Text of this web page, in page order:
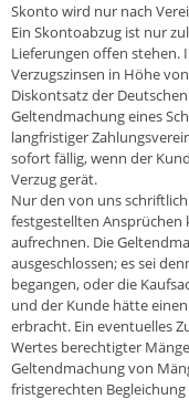
Skonto wird nur nach
Ein Skontoabzug ist nur
Lieferungen offen stehen.
Verzugszinsen in Höhe
Diskontsatz der
Geltendmachung eines
langfristiger
sofort fällig, wenn der
Verzug gerät.
Nur den von uns
festgestellten Ansprüchen
aufrechnen. Die
ausgeschlossen; es sei
begangen, oder die
und der Kunde hätte
erbracht. Ein eventuelles
Wertes berechtigter
Geltendmachung von
fristgerechten